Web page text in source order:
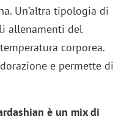
Un’altra tipologia di
allenamenti del
corporea.
e permette di
è un mix di